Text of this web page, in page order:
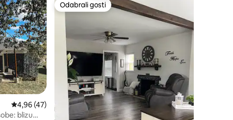
Prosječna ocjena: 4,96/5, recenzija: 47
4,96 (47)
blizu
Odabrali gosti
Odabrali gosti